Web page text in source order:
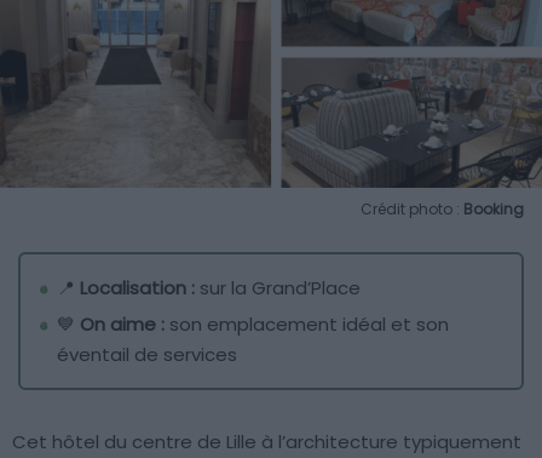
Crédit photo : Booking
📍 Localisation : sur la Grand’Place
💙 On aime : son emplacement idéal et son
éventail de services
Cet hôtel du centre de Lille à l’architecture typiquement